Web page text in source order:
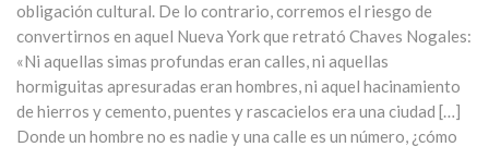
obligación cultural. De lo contrario, corremos el riesgo de
convertirnos en aquel Nueva York que retrató Chaves Nogales:
«Ni aquellas simas profundas eran calles, ni aquellas
hormiguitas apresuradas eran hombres, ni aquel hacinamiento
de hierros y cemento, puentes y rascacielos era una ciudad […]
Donde un hombre no es nadie y una calle es un número, ¿cómo